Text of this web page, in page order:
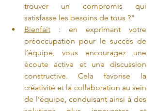
trouver un compromis qui
satisfasse les besoins de tous ?"
Bienfait : en exprimant votre
préoccupation pour le succès de
l’équipe, vous encouragez une
écoute active et une discussion
constructive. Cela favorise la
créativité et la collaboration au sein
de l’équipe, conduisant ainsi à des